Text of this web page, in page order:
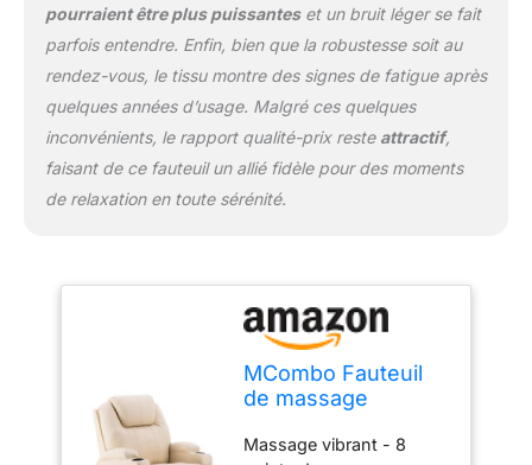
être utilisé
confortablement. Les
suffisamment d'espace
pour les télécommandes,
livres et magazines, etc.
Cuir synthétique de
rembourrage doux --
durable, particulièrement
doux au toucher. Le
rembourrage agréable et
la forme ergonomique
soutiennent votre corps
et vous aident à vous
reposer parfaitement.
pourraient être plus puissanteset un bruit léger se fait
parfois entendre. Enfin, bien que la robustesse soit au
rendez-vous, le tissu montre des signes de fatigue après
quelques années d’usage. Malgré ces quelques
inconvénients, le rapport qualité-prix reste attractif,
faisant de ce fauteuil un allié fidèle pour des moments
de relaxation en toute sérénité.
MCombo Fauteuil
de massage
et vibrant (blanc
Massage vibrant - 8